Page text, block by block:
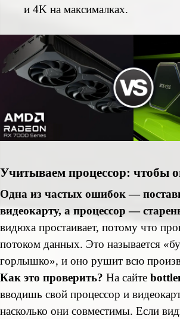
и 4K на максималках.
Учитываем процессор: чтобы
Одна из частых ошибок —
видеокарту, а процессор —
видюха простаивает, потому что
потоком данных. Это называется
горлышко», и оно рушит всю
Как это проверить? На сайте
вводишь свой процессор и
насколько они совместимы. Если